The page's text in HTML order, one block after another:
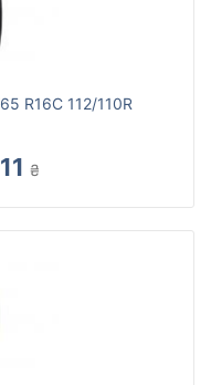
R16C 112/110R
₴